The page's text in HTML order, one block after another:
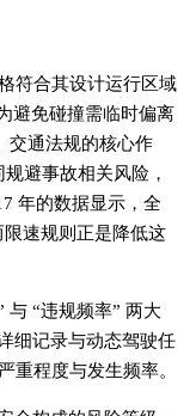
符合其设计运行区域
避免碰撞需临时偏离
交通法规的核心作
避事故相关风险，
年的数据显示，全
速规则正是降低这
与 “违规频率” 两大
细记录与动态驾驶任
重程度与发生频率。